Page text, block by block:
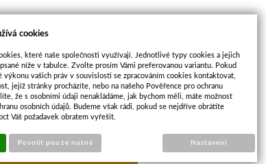
cookies
které naše společnosti využívají. Jednotlivé typy cookies a jejich
níže v tabulce. Zvolte prosím Vámi preferovanou variantu. Pokud
výkonu vašich práv v souvislosti se zpracováním cookies kontaktovat,
jejíž stránky procházíte, nebo na našeho Pověřence pro ochranu
že s osobními údaji nenakládáme, jak bychom měli, máte možnost
osobních údajů. Budeme však rádi, pokud se nejdříve obrátíte
Váš požadavek obratem vyřešit.
Povolit pouze nutné Nastavení